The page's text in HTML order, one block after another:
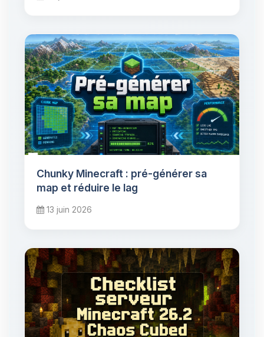
Chunky Minecraft : pré-générer sa
map et réduire le lag
13 juin 2026